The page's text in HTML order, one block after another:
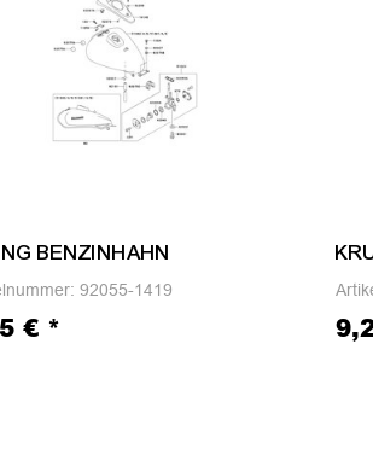
BENZINHAHN
92055-1419
€ *